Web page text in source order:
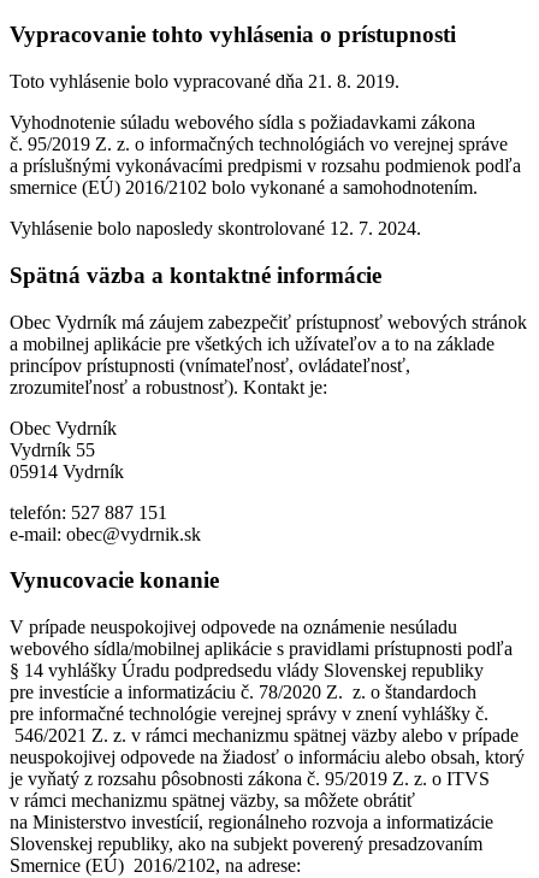
Vypracovanie tohto vyhlásenia o prístupnosti
Toto vyhlásenie bolo vypracované dňa 21. 8. 2019.
Vyhodnotenie súladu webového sídla s požiadavkami zákona
č. 95/2019 Z. z. o informačných technológiách vo verejnej správe
a príslušnými vykonávacími predpismi v rozsahu podmienok podľa
smernice (EÚ) 2016/2102 bolo vykonané a samohodnotením.
Vyhlásenie bolo naposledy skontrolované 12. 7. 2024.
Spätná väzba a kontaktné informácie
Obec Vydrník má záujem zabezpečiť prístupnosť webových stránok
a mobilnej aplikácie pre všetkých ich užívateľov a to na základe
princípov prístupnosti (vnímateľnosť, ovládateľnosť,
zrozumiteľnosť a robustnosť). Kontakt je:
Obec Vydrník
Vydrník 55
05914 Vydrník
telefón: 527 887 151
e-mail: obec@vydrnik.sk
Vynucovacie konanie
V prípade neuspokojivej odpovede na oznámenie nesúladu
webového sídla/mobilnej aplikácie s pravidlami prístupnosti podľa
§ 14 vyhlášky Úradu podpredsedu vlády Slovenskej republiky
pre investície a informatizáciu č. 78/2020 Z. z. o štandardoch
pre informačné technológie verejnej správy v znení vyhlášky č.
546/2021 Z. z. v rámci mechanizmu spätnej väzby alebo v prípade
neuspokojivej odpovede na žiadosť o informáciu alebo obsah, ktorý
je vyňatý z rozsahu pôsobnosti zákona č. 95/2019 Z. z. o ITVS
v rámci mechanizmu spätnej väzby, sa môžete obrátiť
na Ministerstvo investícií, regionálneho rozvoja a informatizácie
Slovenskej republiky, ako na subjekt poverený presadzovaním
Smernice (EÚ) 2016/2102, na adrese: